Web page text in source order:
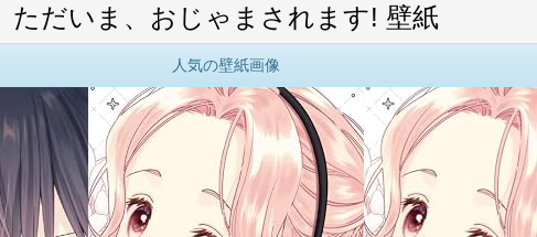
ただいま、おじゃまされます! 壁紙
人気の壁紙画像